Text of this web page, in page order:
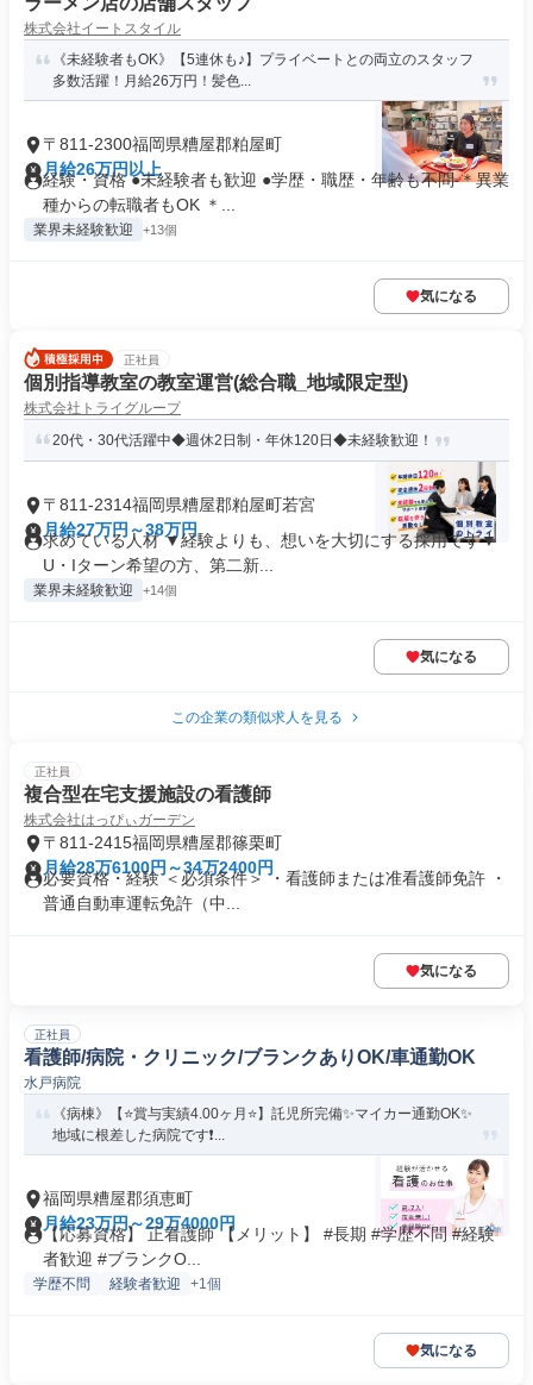
株式会社イートスタイル
《未経験者もOK》【5連休も♪】プライベートとの両立のスタッフ
多数活躍！月給26万円！髪色...
〒811-2300福岡県糟屋郡粕屋町
月給26万円以上
経験・資格 ●未経験者も歓迎 ●学歴・職歴・年齢も不問 ＊異業
種からの転職者もOK ＊...
業界未経験歓迎 +13個
気になる
正社員
個別指導教室の教室運営(総合職_地域限定型)
株式会社トライグループ
20代・30代活躍中◆週休2日制・年休120日◆未経験歓迎！
〒811-2314福岡県糟屋郡粕屋町若宮
月給27万円～38万円
求めている人材 ▼経験よりも、想いを大切にする採用です▼
U・Iターン希望の方、第二新...
業界未経験歓迎 +14個
気になる
この企業の類似求人を見る
正社員
複合型在宅支援施設の看護師
株式会社はっぴぃガーデン
〒811-2415福岡県糟屋郡篠栗町
月給28万6100円～34万2400円
必要資格・経験 ＜必須条件＞ ・看護師または准看護師免許 ・
普通自動車運転免許（中...
気になる
正社員
看護師/病院・クリニック/ブランクありOK/車通勤OK
水戸病院
《病棟》【⭐賞与実績4.00ヶ月⭐】託児所完備✨マイカー通勤OK✨
地域に根差した病院です❗...
福岡県糟屋郡須恵町
月給23万円～29万4000円
【応募資格】 正看護師 【メリット】 #長期 #学歴不問 #経験
者歓迎 #ブランクO...
学歴不問 経験者歓迎 +1個
気になる